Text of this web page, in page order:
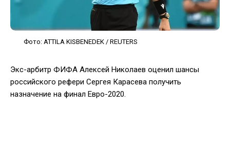
Фото: ATTILA KISBENEDEK / REUTERS
Экс-арбитр ФИФА Алексей Николаев оценил шансы
российского рефери Сергея Карасева получить
назначение на финал Евро-2020.